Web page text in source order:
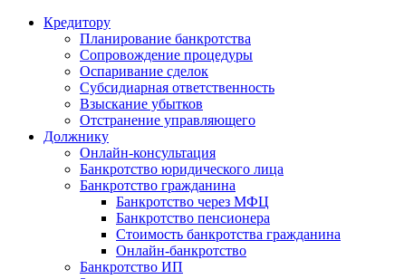
Кредитору
Планирование банкротства
Сопровождение процедуры
Оспаривание сделок
Субсидиарная ответственность
Взыскание убытков
Отстранение управляющего
Должнику
Онлайн-консультация
Банкротство юридического лица
Банкротство гражданина
Банкротство через МФЦ
Банкротство пенсионера
Стоимость банкротства гражданина
Онлайн-банкротство
Банкротство ИП